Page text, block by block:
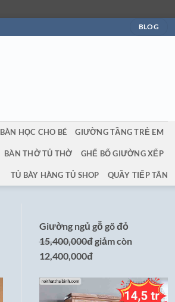
BLOG
BÀN HỌC CHO BÉ GIƯỜNG TẦNG TRẺ EM
BÀN THỜ TỦ THỜ GHẾ BỐ GIƯỜNG XẾP
TỦ BÀY HÀNG TỦ SHOP QUẦY TIẾP TÂN
Giường ngủ gỗ gõ đỏ
15,400,000đgiảm còn
12,400,000đ